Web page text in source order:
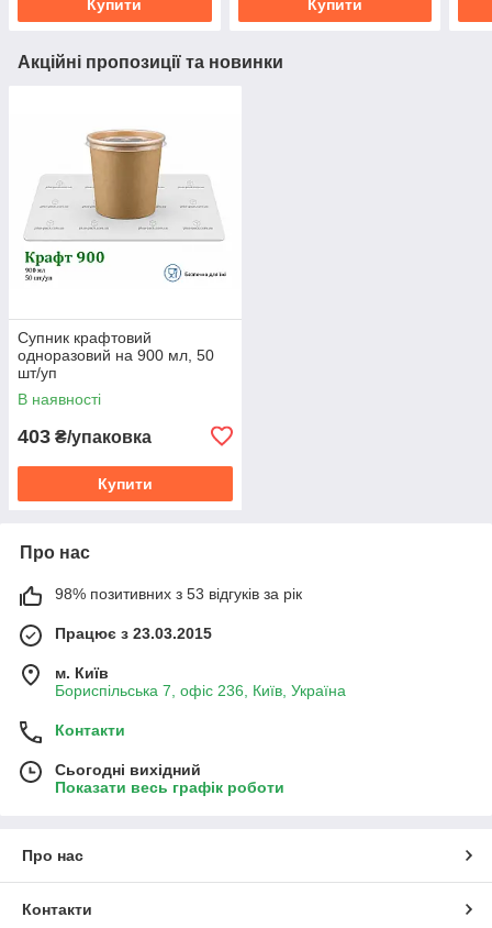
Купити Купити
Акційні пропозиції та новинки
Супник крафтовий
одноразовий на 900 мл, 50
шт/уп
В наявності
403 ₴/упаковка
Купити
Про нас
98% позитивних з 53 відгуків за рік
Працює з 23.03.2015
м. Київ
Бориспільська 7, офіс 236, Київ, Україна
Контакти
Сьогодні вихідний
Показати весь графік роботи
Про нас
Контакти